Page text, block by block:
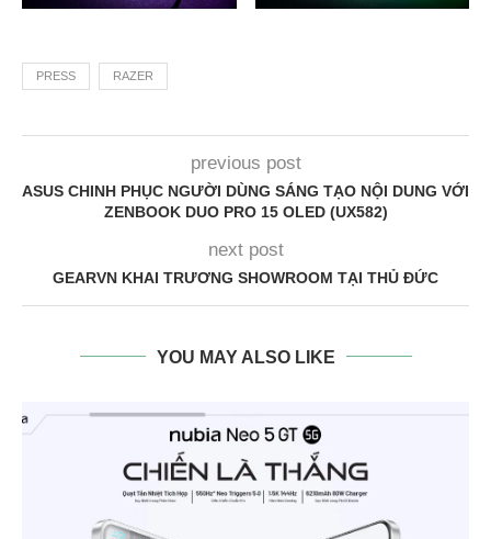
PRESS RAZER
previous post
ASUS CHINH PHỤC NGƯỜI DÙNG SÁNG TẠO NỘI DUNG VỚI
ZENBOOK DUO PRO 15 OLED (UX582)
next post
GEARVN KHAI TRƯƠNG SHOWROOM TẠI THỦ ĐỨC
YOU MAY ALSO LIKE